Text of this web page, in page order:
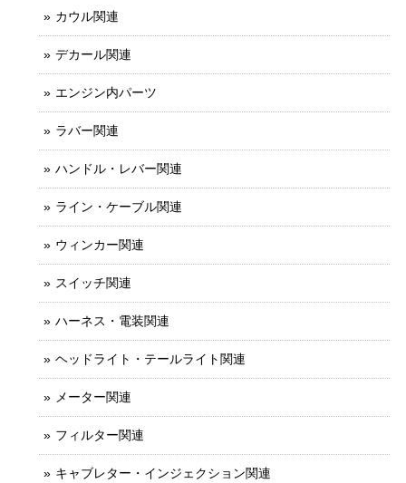
カウル関連
デカール関連
エンジン内パーツ
ラバー関連
ハンドル・レバー関連
ライン・ケーブル関連
ウィンカー関連
スイッチ関連
ハーネス・電装関連
ヘッドライト・テールライト関連
メーター関連
フィルター関連
キャブレター・インジェクション関連